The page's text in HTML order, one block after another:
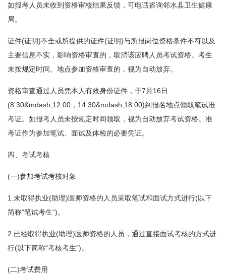
如报考人员未收到资格审核结果反馈，可电话咨询邻水县卫生健康
局。
证件(证明)不全或所提供的证件(证明)与所报岗位资格条件不符以及
主要信息不实，影响资格审查的，取消该应聘人员考试资格。考生
未按规定时间、地点参加资格审查的，视为自动放弃。
资格审查通过人员凭本人有效身份证件，于7月16日
(8:30&mdash;12:00，14:30&mdash;18:00)到报名地点领取笔试准
考证。如报考人员未按规定时间领取，视为自动放弃考试资格。准
考证作为参加笔试、面试及体检的必要凭证。
四、考试考核
(一)参加考试考核对象
1.未取得执业(助理)医师资格的人员采取笔试和面试方式进行(以下
简称“笔试考生”)。
2.已经取得执业(助理)医师资格的人员，通过直接面试考核的方式进
行(以下简称“考核考生”)。
(二)考试费用